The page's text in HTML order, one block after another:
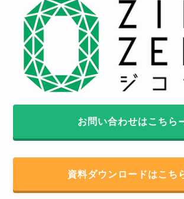
お問い合わせはこちら
資料ダウンロードはこち